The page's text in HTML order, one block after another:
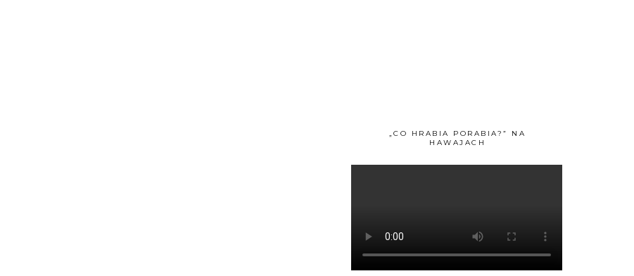
„CO HRABIA PORABIA?” NA
HAWAJACH